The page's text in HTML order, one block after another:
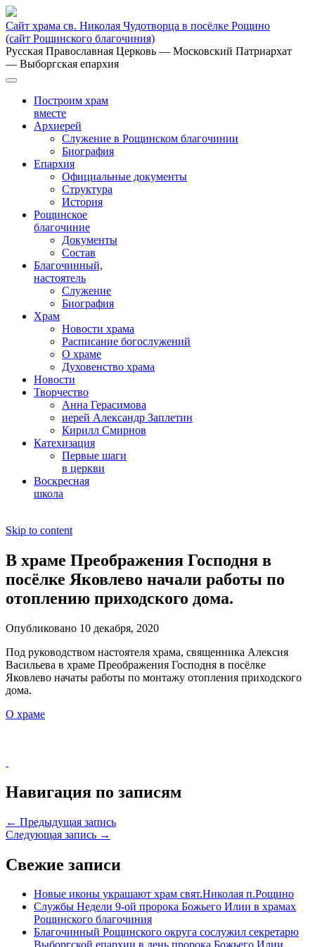
Сайт храма св. Николая Чудотворца в посёлке Рощино
(сайт Рощинского благочиния)
Русская Православная Церковь — Московский Патриархат
— Выборгская епархия
Построим храм
вместе
Архиерей
Служение в Рощинском благочинии
Биография
Епархия
Официальные документы
Структура
История
Рощинское
благочиние
Документы
Состав
Благочинный,
настоятель
Служение
Биография
Храм
Новости храма
Расписание богослужений
О храме
Духовенство храма
Новости
Творчество
Анна Герасимова
иерей Александр Заплетин
Кирилл Смирнов
Катехизация
Первые шаги
в церкви
Воскресная
школа
Skip to content
В храме Преображения Господня в
посёлке Яковлево начали работы по
отоплению приходского дома.
Опубликовано 10 декабря, 2020
Под руководством настоятеля храма, священника Алексия
Васильева в храме Преображения Господня в посёлке
Яковлево начаты работы по монтажу отопления приходского
дома.
О храме
Навигация по записям
← Предыдущая запись
Следующая запись →
Свежие записи
Новые иконы украшают храм свят.Николая п.Рощино
Службы Недели 9-ой пророка Божьего Илии в храмах
Рощинского благочиния
Благочинный Рощинского округа сослужил секретарю